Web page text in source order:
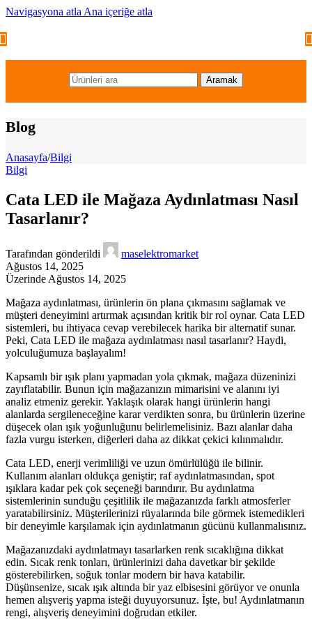
Navigasyona atla Ana içeriğe atla
Aramak
Blog
Anasayfa/Bilgi
Bilgi
Cata LED ile Mağaza Aydınlatması Nasıl
Tasarlanır?
Tarafından gönderildi
maselektromarket
Ağustos 14, 2025
Üzerinde Ağustos 14, 2025
Mağaza aydınlatması, ürünlerin ön plana çıkmasını sağlamak ve
müşteri deneyimini artırmak açısından kritik bir rol oynar. Cata LED
sistemleri, bu ihtiyaca cevap verebilecek harika bir alternatif sunar.
Peki, Cata LED ile mağaza aydınlatması nasıl tasarlanır? Haydi,
yolculuğumuza başlayalım!
Kapsamlı bir ışık planı yapmadan yola çıkmak, mağaza düzeninizi
zayıflatabilir. Bunun için mağazanızın mimarisini ve alanını iyi
analiz etmeniz gerekir. Yaklaşık olarak hangi ürünlerin hangi
alanlarda sergileneceğine karar verdikten sonra, bu ürünlerin üzerine
düşecek olan ışık yoğunluğunu belirlemelisiniz. Bazı alanlar daha
fazla vurgu isterken, diğerleri daha az dikkat çekici kılınmalıdır.
Cata LED, enerji verimliliği ve uzun ömürlülüğü ile bilinir.
Kullanım alanları oldukça geniştir; raf aydınlatmasından, spot
ışıklara kadar pek çok seçeneği barındırır. Bu aydınlatma
sistemlerinin sunduğu çeşitlilik ile mağazanızda farklı atmosferler
yaratabilirsiniz. Müşterilerinizi rüyalarında bile görmek istemedikleri
bir deneyimle karşılamak için aydınlatmanın gücünü kullanmalısınız.
Mağazanızdaki aydınlatmayı tasarlarken renk sıcaklığına dikkat
edin. Sıcak renk tonları, ürünlerinizi daha davetkar bir şekilde
gösterebilirken, soğuk tonlar modern bir hava katabilir.
Düşünsenize, sıcak ışık altında bir yaz elbisesini görüyor ve onunla
hemen alışveriş yapma isteği duyuyorsunuz. İşte, bu! Aydınlatmanın
rengi, alışveriş deneyimini doğrudan etkiler.